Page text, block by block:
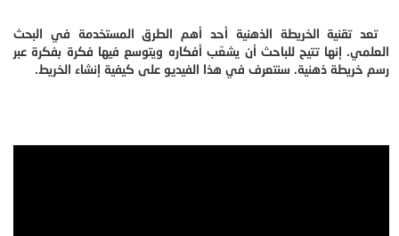
تعد تقنية الخريطة الذهنية أحد أهم الطرق المستخدمة في البحث
العلمي. إنها تتيح للباحث أن يشعّب أفكاره ويتوسع فيها فكرة بفكرة عبر
رسم خريطة ذهنية. سنتعرف في هذا الفيديو على كيفية إنشاء الخريط.